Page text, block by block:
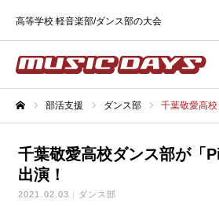
高等学校 軽音楽部/ダンス部の大会
部活支援 ダンス部 千葉敬愛高校ダ
千葉敬愛高校ダンス部が「
出演！
2021.02.03 ダンス部